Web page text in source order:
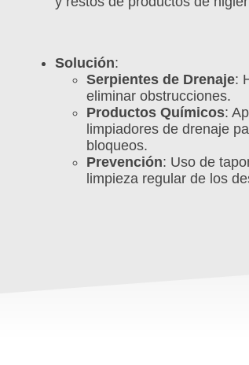
Solución:
Serpientes de Drenaje:
eliminar obstrucciones.
Productos Químicos:
limpiadores de drenaje
bloqueos.
Prevención: Uso de
limpieza regular de los